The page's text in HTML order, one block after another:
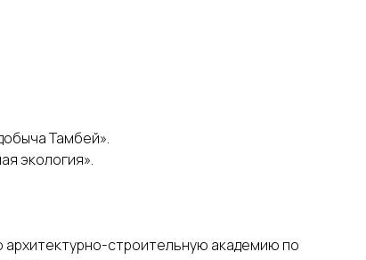
Тамбей».
экология».
архитектурно-строительную академию по